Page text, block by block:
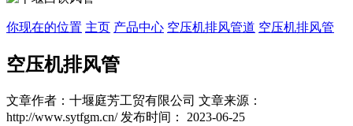
你现在的位置 主页 产品中心 空压机排风管道 空压机排风管
空压机排风管
文章作者：十堰庭芳工贸有限公司 文章来源：
http://www.sytfgm.cn/ 发布时间： 2023-06-25